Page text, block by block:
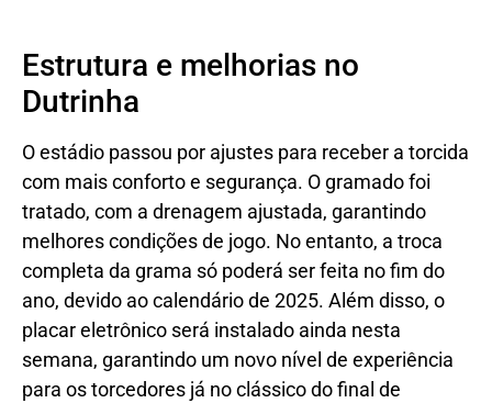
Estrutura e melhorias no
Dutrinha
O estádio passou por ajustes para receber a torcida
com mais conforto e segurança. O gramado foi
tratado, com a drenagem ajustada, garantindo
melhores condições de jogo. No entanto, a troca
completa da grama só poderá ser feita no fim do
ano, devido ao calendário de 2025. Além disso, o
placar eletrônico será instalado ainda nesta
semana, garantindo um novo nível de experiência
para os torcedores já no clássico do final de